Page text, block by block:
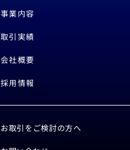
事業内容
取引実績
会社概要
採用情報
お取引をご検討の方へ